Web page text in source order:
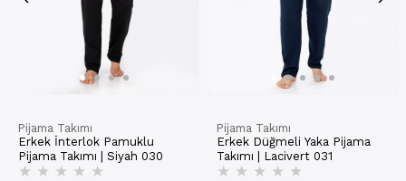
Pijama Takımı
Erkek İnterlok Pamuklu
Pijama Takımı | Siyah 030
★ ★ ★ ★ ★
Pijama Takımı
Erkek Düğmeli Yaka Pijama
Takımı | Lacivert 031
★ ★ ★ ★ ★